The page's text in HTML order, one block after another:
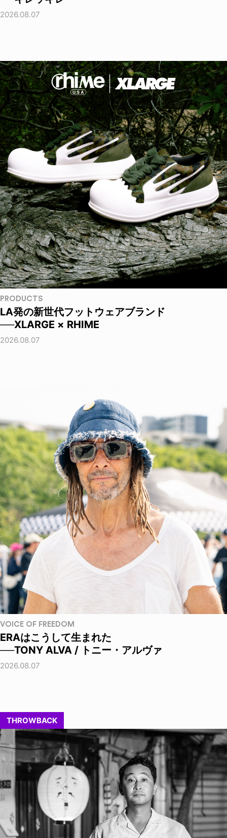
2026.08.07
PRODUCTS
LA発の新世代フットウェアブランド
──XLARGE × RHIME
2026.08.07
VOICE OF FREEDOM
ERAはこうして生まれた
──TONY ALVA / トニー・アルヴァ
2026.08.07
THROWBACK